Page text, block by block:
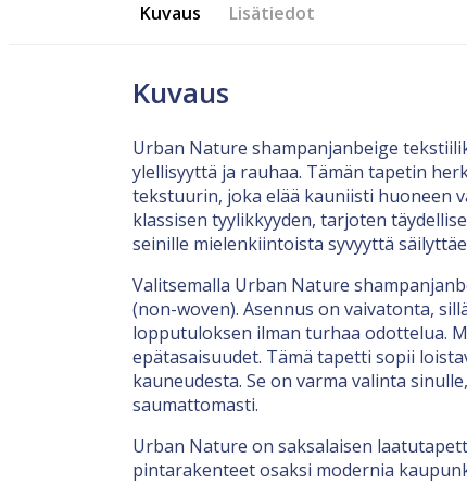
Kuvaus Lisätiedot
Kuvaus
Urban Nature shampanjanbeige
ylellisyyttä ja rauhaa. Tämän tapetin
tekstuurin, joka elää kauniisti huoneen
klassisen tyylikkyyden, tarjoten
seinille mielenkiintoista syvyyttä
Valitsemalla Urban Nature
(non-woven). Asennus on vaivatonta,
lopputuloksen ilman turhaa odottelua.
epätasaisuudet. Tämä tapetti sopii
kauneudesta. Se on varma valinta
saumattomasti.
Urban Nature on saksalaisen
pintarakenteet osaksi modernia